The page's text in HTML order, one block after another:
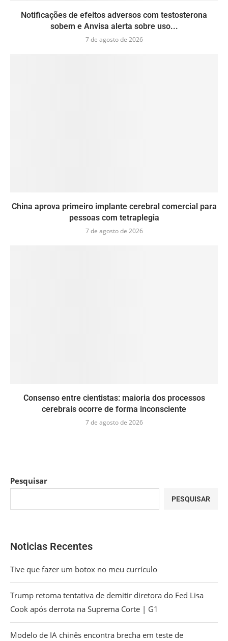
Notificações de efeitos adversos com testosterona
sobem e Anvisa alerta sobre uso...
7 de agosto de 2026
China aprova primeiro implante cerebral comercial para
pessoas com tetraplegia
7 de agosto de 2026
Consenso entre cientistas: maioria dos processos
cerebrais ocorre de forma inconsciente
7 de agosto de 2026
Pesquisar
PESQUISAR
Noticias Recentes
Tive que fazer um botox no meu currículo
Trump retoma tentativa de demitir diretora do Fed Lisa
Cook após derrota na Suprema Corte | G1
Modelo de IA chinês encontra brecha em teste de